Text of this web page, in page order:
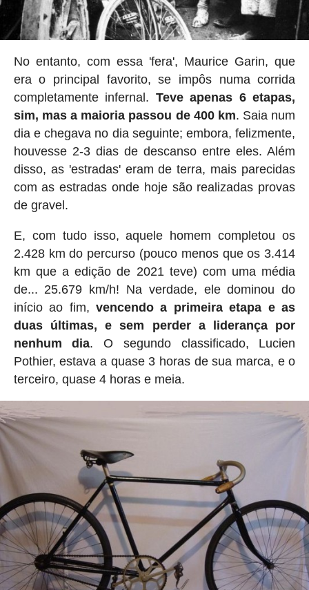
No entanto, com essa 'fera', Maurice Garin, que
era o principal favorito, se impôs numa corrida
completamente infernal. Teve apenas 6 etapas,
sim, mas a maioria passou de 400 km. Saia num
dia e chegava no dia seguinte; embora, felizmente,
houvesse 2-3 dias de descanso entre eles. Além
disso, as 'estradas' eram de terra, mais parecidas
com as estradas onde hoje são realizadas provas
de gravel.
E, com tudo isso, aquele homem completou os
2.428 km do percurso (pouco menos que os 3.414
km que a edição de 2021 teve) com uma média
de... 25.679 km/h! Na verdade, ele dominou do
início ao fim,vencendo a primeira etapa e as
duas últimas, e sem perder a liderança por
nenhum dia. O segundo classificado, Lucien
Pothier, estava a quase 3 horas de sua marca, e o
terceiro, quase 4 horas e meia.